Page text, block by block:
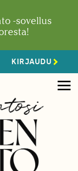
-sovellus
KIRJAUDU